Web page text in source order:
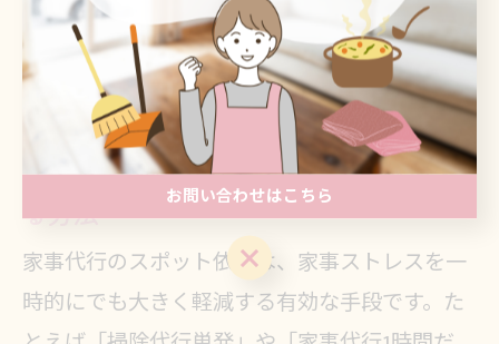
在時も安心して任せられた」という口コミも多
く、単発利用ならではの手軽さと信頼感が評価
されています。
スポット依頼で家事ストレスを解消す
る方法
家事代行のスポット依頼は、家事ストレスを一
時的にでも大きく軽減する有効な手段です。た
お問い合わせはこちら
お問い合わせはこちら